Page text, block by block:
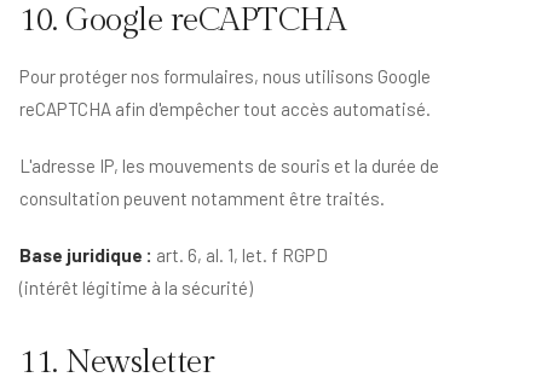
10. Google reCAPTCHA
Pour protéger nos formulaires, nous utilisons Google
reCAPTCHA afin d'empêcher tout accès automatisé.
L'adresse IP, les mouvements de souris et la durée de
consultation peuvent notamment être traités.
Base juridique : art. 6, al. 1, let. f RGPD
(intérêt légitime à la sécurité)
11. Newsletter